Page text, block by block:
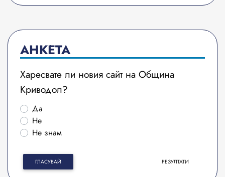
АНКЕТА
Харесвате ли новия сайт на Община
Криводол?
Да
Не
Не знам
ГЛАСУВАЙ РЕЗУЛТАТИ